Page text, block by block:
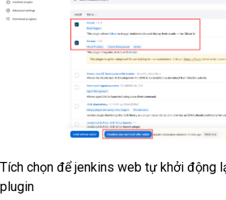
Tích chọn để jenkins web tự khởi động
plugin